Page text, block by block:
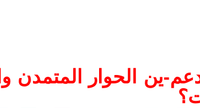
ين الحوار المتمدن